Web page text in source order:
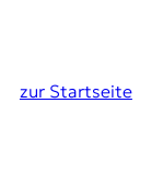
zur Startseite